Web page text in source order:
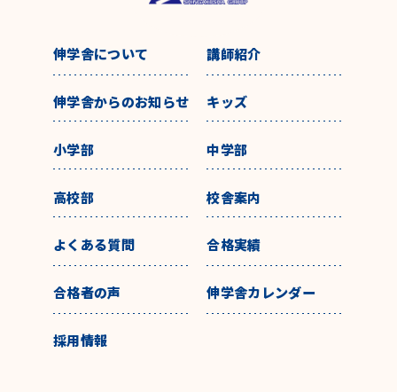
伸学舎について 講師紹介
伸学舎からのお知らせ キッズ
小学部 中学部
高校部 校舎案内
よくある質問 合格実績
合格者の声 伸学舎カレンダー
採用情報